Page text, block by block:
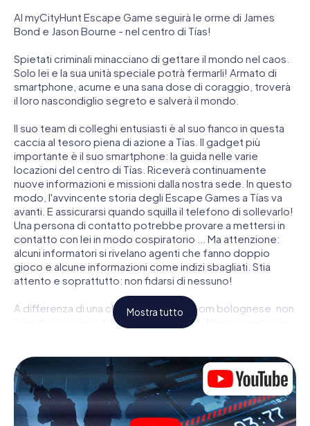
Al myCityHunt Escape Game seguirà le orme di James
Bond e Jason Bourne - nel centro di Tías!
Spietati criminali minacciano di gettare il mondo nel caos.
Solo lei e la sua unità speciale potrà fermarli! Armato di
smartphone, acume e una sana dose di coraggio, troverà
il loro nascondiglio segreto e salverà il mondo.
Il suo team di colleghi entusiasti è al suo fianco in questa
caccia al tesoro piena di azione a Tías. Il gadget più
importante è il suo smartphone: la guida nelle varie
locazioni del centro di Tías. Riceverà continuamente
nuove informazioni e missioni dalla nostra sede. In questo
modo, l'avvincente storia degli Escape Games a Tías va
avanti. E assicurarsi quando squilla il telefono di sollevarlo!
Una persona di contatto potrebbe provare a mettersi in
contatto con lei in modo cospiratorio ... Ma attenzione:
alcuni informatori si rivelano agenti che fanno doppio
gioco e alcune informazioni come indizi sbagliati. Stia
attento e soprattutto: non fidarsi di nessuno!
A differenza di una classica Escape Room bolognese, non
è rinchiuso in una stanza dalla quale devi liberarsi entro una
requisito tecnico per la sua avventura da agente a Tías é
uno smartphone con accesso a Internet mobile. Un clic le
dà accesso alla nostra app web. Non è necessario
installare nulla per essere trascinati nell'azione da video
interattivi, minigiochi complicati e molte altre funzionalità.
Mostra tutto